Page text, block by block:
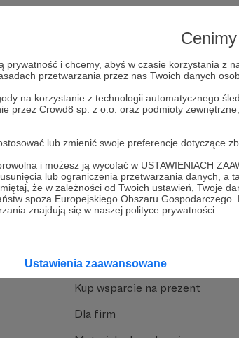
prywatność i chcemy, abyś w czasie korzystania z
przetwarzania przez nas Twoich danych
na korzystanie z technologii automatycznego
przez Crowd8 sp. z o.o. oraz podmioty
lub zmienić swoje preferencje dotyczące
i możesz ją wycofać w USTAWIENIACH
lub ograniczenia przetwarzania danych, a
że w zależności od Twoich ustawień, Twoje
spoza Europejskiego Obszaru
znajdują się w naszej polityce prywatności.
Ustawienia zaawansowane
Jak to działa
Funkcje Patronite
Dlaczego Patronite?
Opinie Twórców
Kup wsparcie na prezent
Dla firm